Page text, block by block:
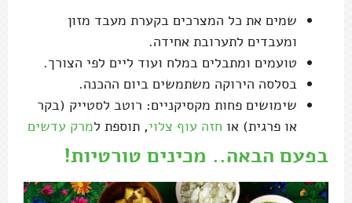
שמים את כל המצרכים בקערת מעבד מזון
ומעבדים לתערובת אחידה.
טועמים ומתבלים במלח ועוד ליים לפי הצורך.
בסלסה הירוקה משתמשים ביום ההכנה.
שימושים פחות מקסיקניים: רוטב לסטייק (בקר
או פרגית) או חזה עוף צלוי, תוספת למרק עדשים
בפעם הבאה.. מכינים טורטיות!